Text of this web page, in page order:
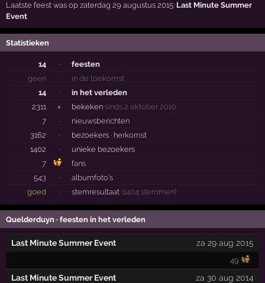
Laatste feest was op zaterdag 29 augustus 2015: Last Minute Summer
Event
Statistieken
14 ·
feesten
geen
·
in de toekomst
14
·
in het verleden
2311
× bekeken sinds 2 oktober 2010
7
·
nieuwsberichten
3162
· bezoekers · herkomst
1402
·
unieke bezoekers
7
fans
543
·
albumfoto's
goed
· stemresultaat (1404 stemmen)
Quelderduyn · feesten in het verleden
Last Minute Summer Event za 29 aug 2015
49
Last Minute Summer Event za 30 aug 2014